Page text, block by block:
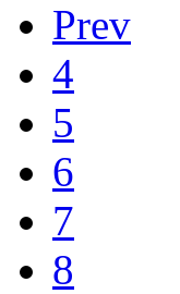
Prev
4
5
6
7
8